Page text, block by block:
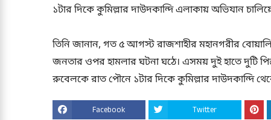
১টার দিকে কুমিল্লার দাউদকান্দি এলাকায় অভিযান
তিনি জানান, গত ৫ আগস্ট রাজশাহীর মহানগরীর
জনতার ওপর হামলার ঘটনা ঘঠে। এসময় দুই হাতে দুটি
রুবেলকে রাত পৌনে ১টার দিকে কুমিল্লার দাউদকান্দি
Facebook Twitter